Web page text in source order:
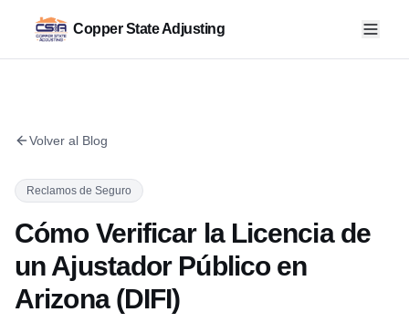
Copper State Adjusting
Volver al Blog
Reclamos de Seguro
Cómo Verificar la Licencia de
un Ajustador Público en
Arizona (DIFI)